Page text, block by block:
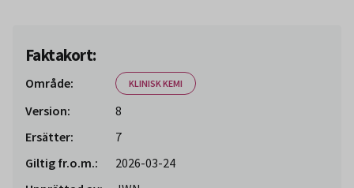
Faktakort:
Område: KLINISK KEMI
Version:
8
Ersätter:
7
Giltig fr.o.m.:
2026-03-24